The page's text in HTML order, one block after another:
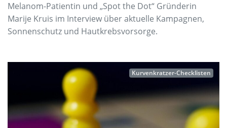
Melanom-Patientin und „Spot the Dot“ Gründerin
Marije Kruis im Interview über aktuelle Kampagnen,
Sonnenschutz und Hautkrebsvorsorge.
Kurvenkratzer-Checklisten